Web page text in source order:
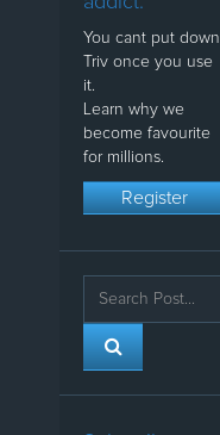
You cant put down
Triv once you use
it.
Learn why we
become favourite
for millions.
Register